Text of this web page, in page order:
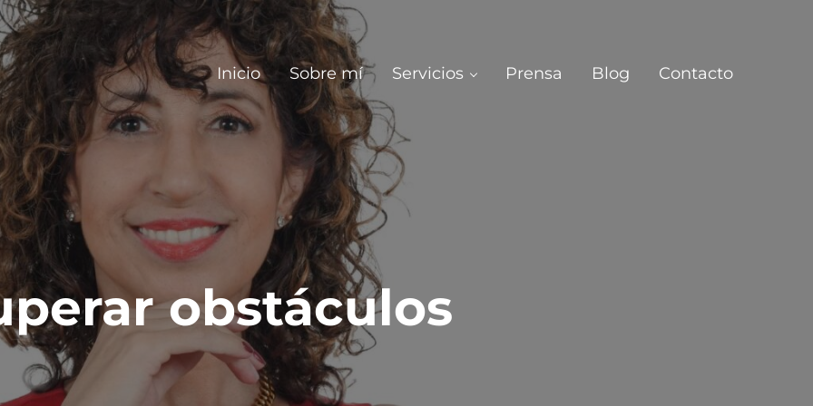
Inicio Sobre mí Servicios Prensa Blog Contacto
obstáculos